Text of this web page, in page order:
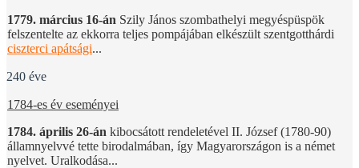
1779. március 16-án Szily János szombathelyi megyéspüspök
felszentelte az ekkorra teljes pompájában elkészült szentgotthárdi
ciszterci apátsági...
240 éve
1784-es év eseményei
1784. április 26-án kibocsátott rendeletével II. József (1780-90)
államnyelvvé tette birodalmában, így Magyarországon is a német
nyelvet. Uralkodása...